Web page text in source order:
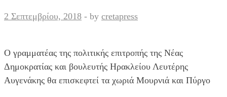
2 Σεπτεμβρίου, 2018 - by cretapress
Ο γραμματέας της πολιτικής επιτροπής της Νέας
Δημοκρατίας και βουλευτής Ηρακλείου Λευτέρης
Αυγενάκης θα επισκεφτεί τα χωριά Μουρνιά και Πύργο